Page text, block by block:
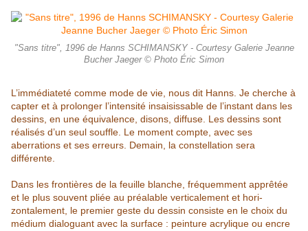
"Sans titre", 1996 de Hanns SCHIMANSKY - Courtesy Galerie Jeanne
Bucher Jaeger © Photo Éric Simon
L’immédiateté comme mode de vie, nous dit Hanns. Je cherche à
capter et à prolonger l’intensité insaisissable de l’instant dans les
dessins, en une équivalence, disons, diffuse. Les dessins sont
réalisés d’un seul souffle. Le moment compte, avec ses
aberrations et ses erreurs. Demain, la constellation sera
différente.
Dans les frontières de la feuille blanche, fréquemment apprêtée
et le plus souvent pliée au préalable verticalement et hori-
zontalement, le premier geste du dessin consiste en le choix du
médium dialoguant avec la surface : peinture acrylique ou encre